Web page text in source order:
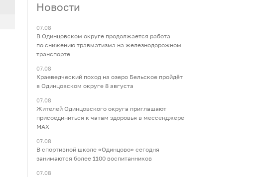
Новости
07.08
В Одинцовском округе продолжается работа
по снижению травматизма на железнодорожном
транспорте
07.08
Краеведческий поход на озеро Бельское пройдёт
в Одинцовском округе 8 августа
07.08
Жителей Одинцовского округа приглашают
присоединиться к чатам здоровья в мессенджере
МАХ
07.08
В спортивной школе «Одинцово» сегодня
занимаются более 1100 воспитанников
07.08